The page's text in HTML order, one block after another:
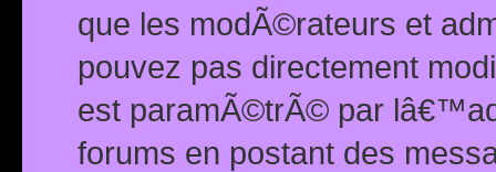
que les modÃ©rateurs et
pouvez pas directement
est paramÃ©trÃ© par
forums en postant des